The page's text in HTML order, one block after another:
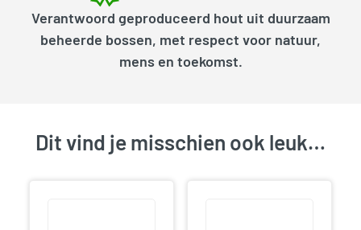
Verantwoord geproduceerd hout uit duurzaam
beheerde bossen, met respect voor natuur,
mens en toekomst.
Dit vind je misschien ook leuk…